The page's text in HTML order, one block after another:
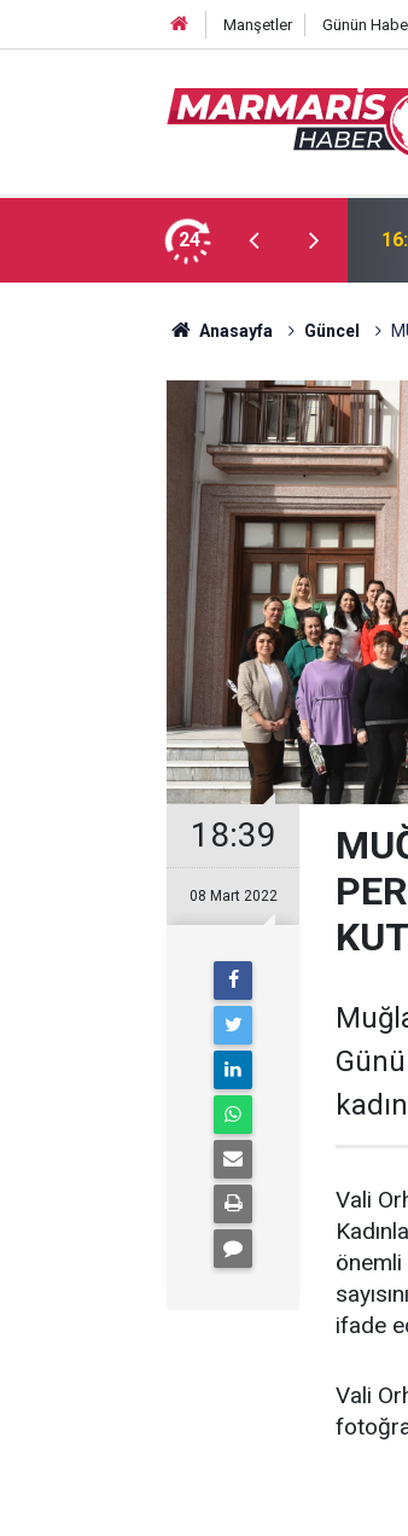
Manşetler Günün
24
numaraları açıklandı
Anasayfa Güncel
18:39
08 Mart 2022
Vali
önemli
ifade
Vali